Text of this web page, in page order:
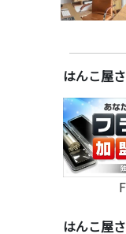
はんこ屋
はんこ屋